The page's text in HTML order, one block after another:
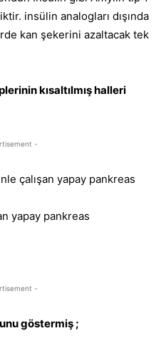
insülin analogları dışında
kan şekerini azaltacak tek
kısaltılmış halleri
-
çalışan yapay pankreas
yapay pankreas
-
göstermiş ;